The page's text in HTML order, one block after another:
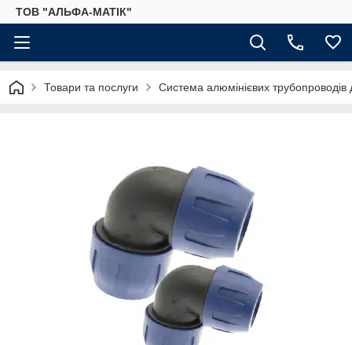
ТОВ "АЛЬФА-МАТІК"
Товари та послуги Система алюмінієвих трубопроводів